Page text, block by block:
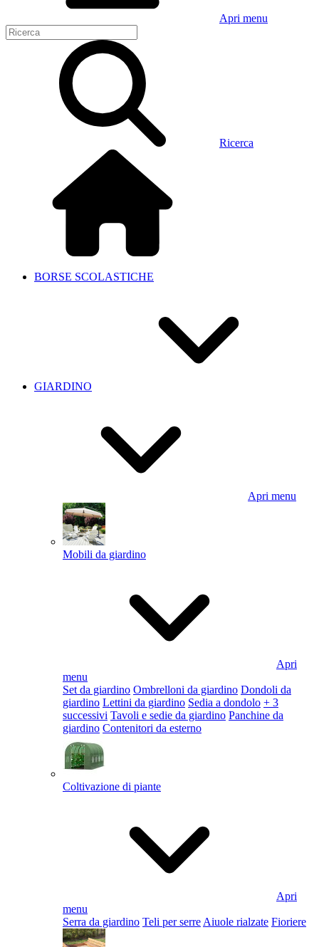
Apri menu
Ricerca
BORSE SCOLASTICHE
GIARDINO
Apri menu
Mobili da giardino
Apri
menu
Set da giardino Ombrelloni da giardino Dondoli da
giardino Lettini da giardino Sedia a dondolo + 3
successivi Tavoli e sedie da giardino Panchine da
giardino Contenitori da esterno
Coltivazione di piante
Apri
menu
Serra da giardino Teli per serre Aiuole rialzate Fioriere